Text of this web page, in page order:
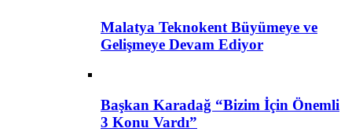
Malatya Teknokent Büyümeye ve
Gelişmeye Devam Ediyor
Başkan Karadağ “Bizim İçin Önemli
3 Konu Vardı”